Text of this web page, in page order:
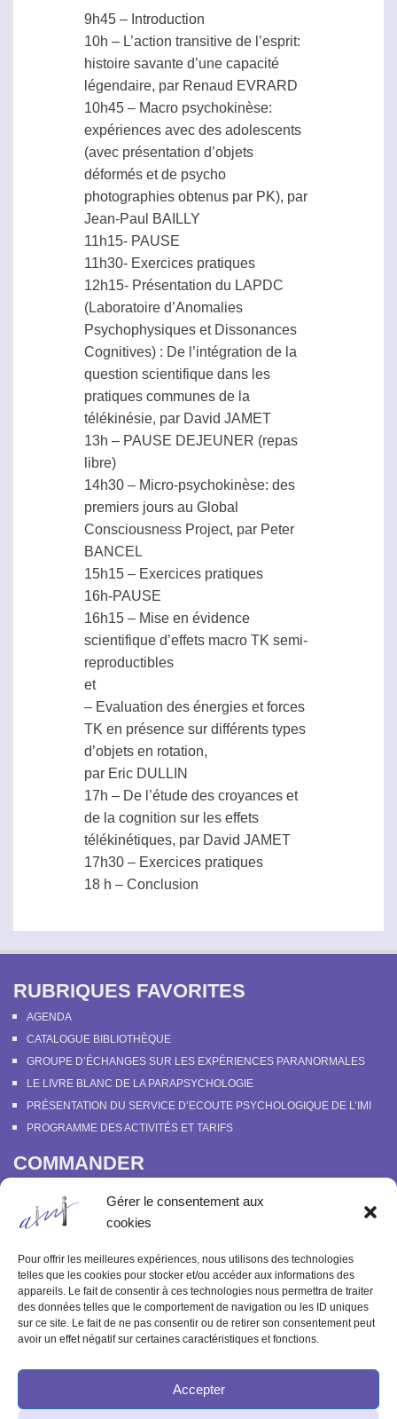
Gérer le consentement aux
cookies
Pour offrir les meilleures expériences, nous utilisons des technologies
telles que les cookies pour stocker et/ou accéder aux informations des
appareils. Le fait de consentir à ces technologies nous permettra de traiter
des données telles que le comportement de navigation ou les ID uniques
sur ce site. Le fait de ne pas consentir ou de retirer son consentement peut
avoir un effet négatif sur certaines caractéristiques et fonctions.
Accepter
9h45 – Introduction
10h – L’action transitive de l’esprit:
histoire savante d’une capacité
légendaire, par Renaud EVRARD
10h45 – Macro psychokinèse:
expériences avec des adolescents
(avec présentation d’objets
déformés et de psycho
photographies obtenus par PK), par
Jean-Paul BAILLY
11h15- PAUSE
11h30- Exercices pratiques
12h15- Présentation du LAPDC
(Laboratoire d’Anomalies
Psychophysiques et Dissonances
Cognitives) : De l’intégration de la
question scientifique dans les
pratiques communes de la
télékinésie, par David JAMET
13h – PAUSE DEJEUNER (repas
libre)
14h30 – Micro-psychokinèse: des
premiers jours au Global
Consciousness Project, par Peter
BANCEL
15h15 – Exercices pratiques
16h-PAUSE
16h15 – Mise en évidence
scientifique d’effets macro TK semi-
reproductibles
et
– Evaluation des énergies et forces
TK en présence sur différents types
d’objets en rotation,
par Eric DULLIN
17h – De l’étude des croyances et
de la cognition sur les effets
télékinétiques, par David JAMET
17h30 – Exercices pratiques
18 h – Conclusion
RUBRIQUES FAVORITES
AGENDA
CATALOGUE BIBLIOTHÈQUE
GROUPE D’ÉCHANGES SUR LES EXPÉRIENCES PARANORMALES
LE LIVRE BLANC DE LA PARAPSYCHOLOGIE
PRÉSENTATION DU SERVICE D’ECOUTE PSYCHOLOGIQUE DE L’IMI
PROGRAMME DES ACTIVITÉS ET TARIFS
COMMANDER
SOUTENIR L’INSTITUT MÉTAPSYCHIQUE
COMMANDER OU FEUILLETER “LE BULLETIN MÉTAPSYCHIQUE” ET
“MÉTAPSYCHIQUE”
ARCHIVES
ACTIVITÉS PASSÉES
© 2003-2025 INSTITUT MÉTAPSYCHIQUE